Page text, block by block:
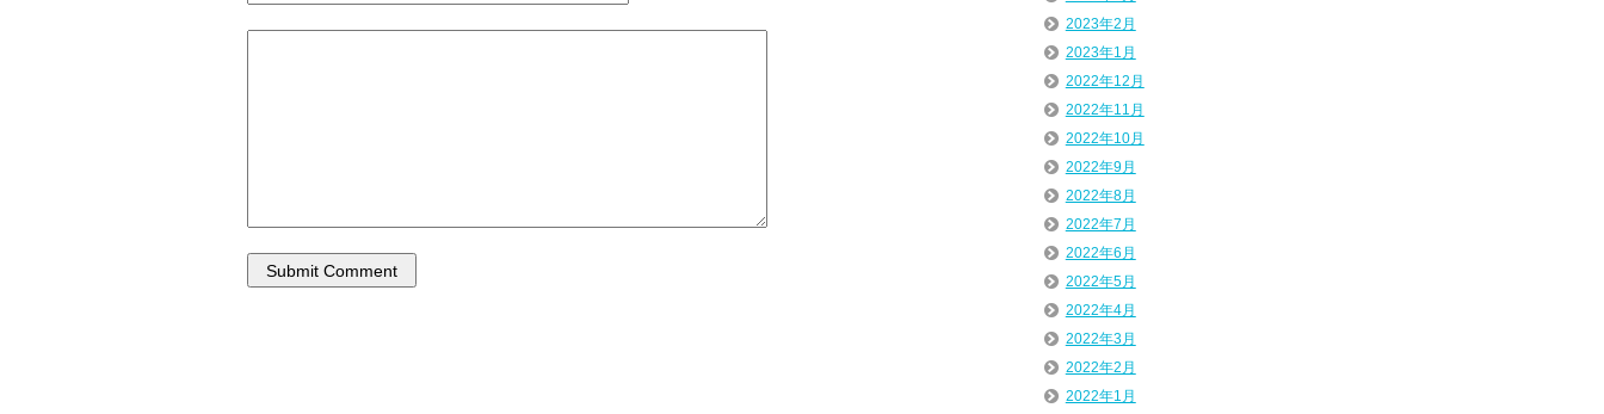
2023年2月
2023年1月
2022年12月
2022年11月
2022年10月
2022年9月
2022年8月
2022年7月
2022年6月
2022年5月
2022年4月
2022年3月
2022年2月
2022年1月